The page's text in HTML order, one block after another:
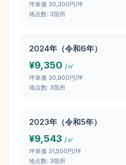
坪単価 30,300円/坪
地点数: 3箇所
2024年（令和6年）
¥9,350 /㎡
坪単価 30,900円/坪
地点数: 3箇所
2023年（令和5年）
¥9,543 /㎡
坪単価 31,500円/坪
地点数: 3箇所